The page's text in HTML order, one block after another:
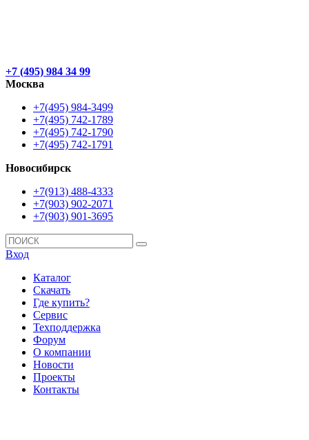
+7 (495) 984 34 99
Москва
+7(495) 984-3499
+7(495) 742-1789
+7(495) 742-1790
+7(495) 742-1791
Новосибирск
+7(913) 488-4333
+7(903) 902-2071
+7(903) 901-3695
Вход
Каталог
Скачать
Где купить?
Сервис
Техподдержка
Форум
О компании
Новости
Проекты
Контакты